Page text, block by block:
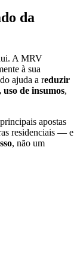
da
A MRV
à sua
ajuda a reduzir
de insumos,
apostas
residenciais — e
, não um